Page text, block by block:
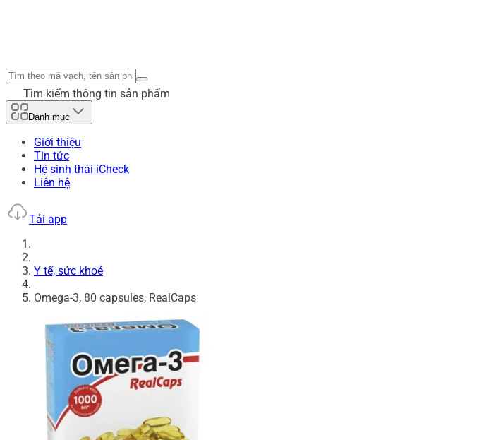
Tìm kiếm thông tin sản phẩm
Danh mục
Giới thiệu
Tin tức
Hệ sinh thái iCheck
Liên hệ
Tải app
Y tế, sức khoẻ
Omega-3, 80 capsules, RealCaps